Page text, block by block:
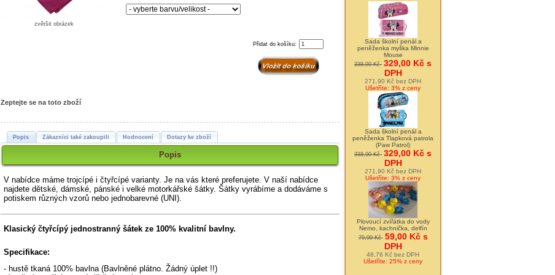
zvětšit obrázek
Přidat do košíku:
Zeptejte se na toto zboží
Popis Zákazníci také zakoupili Hodnocení Dotazy ke zboží
Popis
V nabídce máme trojcípé i čtyřcípé varianty. Je na vás které preferujete. V naší nabídce
najdete dětské, dámské, pánské i velké motorkářské šátky.Šátky vyrábíme a dodáváme s
potiskem různých vzorů nebo jednobarevné (UNI).
Klasický čtyřcípý jednostranný šátek ze 100% kvalitní bavlny.
Specifikace:
- hustě tkaná 100% bavlna (Bavlněné plátno. Žádný úplet !!)
Sada školní penál a
peněženka myška Minnie
Mouse
338,00 Kč 329,00 Kč s
DPH
271,90 Kč bez DPH
Ušetříte: 3% z ceny
Sada školní penál a
peněženka Tlapková patrola
(Paw Patrol)
338,00 Kč 329,00 Kč s
DPH
271,90 Kč bez DPH
Ušetříte: 3% z ceny
Plovoucí zvířátka do vody
Nemo, kachnička, delfín
79,00 Kč 59,00 Kč s
DPH
48,76 Kč bez DPH
Ušetříte: 25% z ceny